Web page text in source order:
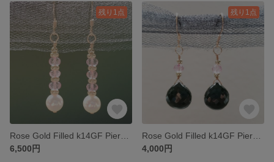
残り1点
6,500円
残り1点
4,000円